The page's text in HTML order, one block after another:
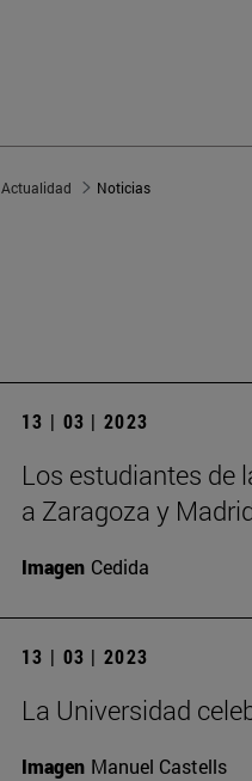
Actualidad Noticias
13 | 03 | 2023
Los estudiantes de
a Zaragoza y
Imagen Cedida
13 | 03 | 2023
La Universidad
Imagen Manuel Castells